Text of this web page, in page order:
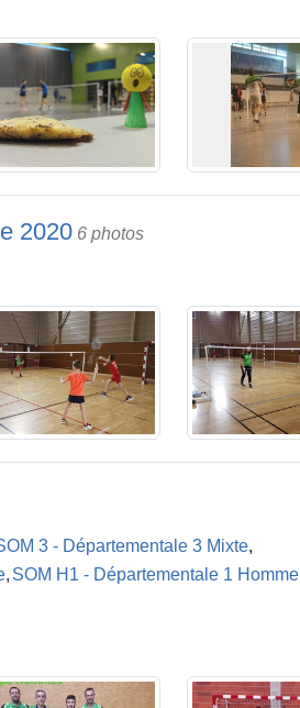
2020 6 photos
3 - Départementale 3 Mixte
SOM H1 - Départementale 1 Homme